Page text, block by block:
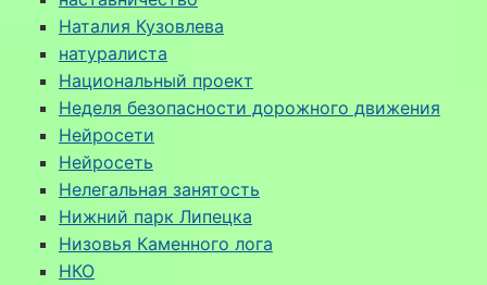
Наталия Кузовлева
натуралиста
Национальный проект
Неделя безопасности дорожного движения
Нейросети
Нейросеть
Нелегальная занятость
Нижний парк Липецка
Низовья Каменного лога
НКО